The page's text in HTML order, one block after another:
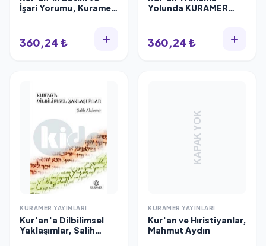
İşari Yorumu, Kuramer
360,24 ₺
Yolunda KURAMER
360,24 ₺
KURAMER YAYINLARI
Kur'an'a Dilbilimsel
Yaklaşımlar, Salih
KAPAK YOK
KURAMER YAYINLARI
Kur'an ve Hıristiyanlar,
Mahmut Aydın